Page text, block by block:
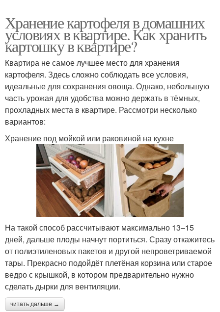
Хранение картофеля в домашних
условиях в квартире. Как хранить
картошку в квартире?
Квартира не самое лучшее место для хранения
картофеля. Здесь сложно соблюдать все условия,
идеальные для сохранения овоща. Однако, небольшую
часть урожая для удобства можно держать в тёмных,
прохладных места в квартире. Рассмотри несколько
вариантов:
Хранение под мойкой или раковиной на кухне
На такой способ рассчитывают максимально 13–15
дней, дальше плоды начнут портиться. Сразу откажитесь
от полиэтиленовых пакетов и другой непроветриваемой
тары. Прекрасно подойдёт плетёная корзина или старое
ведро с крышкой, в котором предварительно нужно
сделать дырки для вентиляции.
читать дальше →